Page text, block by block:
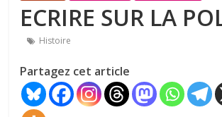
réflexion
éditée
l'Union
syndicale
Solidaires
ECRIRE SUR LA
Histoire
Partagez cet article